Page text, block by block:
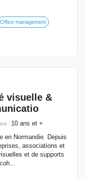
Office management
visuelle &
: 10 ans et +
en Normandie. Depuis
associations et
et de supports